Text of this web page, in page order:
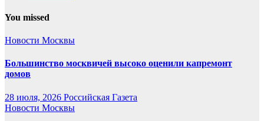
You missed
Новости Москвы
Большинство москвичей высоко оценили капремонт
домов
28 июля, 2026 Российская Газета
Новости Москвы